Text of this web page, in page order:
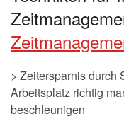
> Zeitersparnis durch
Arbeitsplatz richtig
beschleunigen